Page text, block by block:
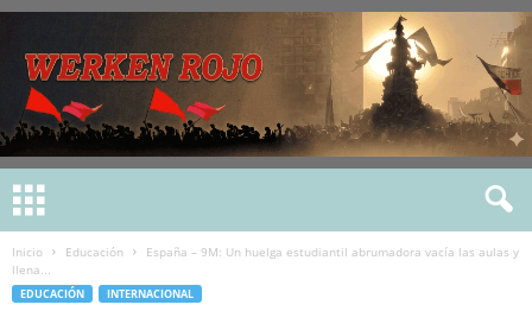
Inicio Educación
España – 9M: Un huelga estudiantil abrumadora vacía las aulas y
llena...
EDUCACIÓN INTERNACIONAL